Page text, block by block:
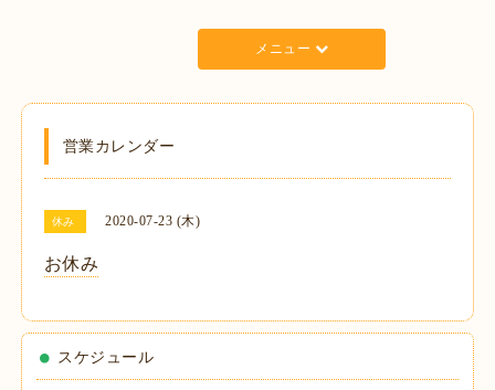
メニュー
営業カレンダー
休み 2020-07-23 (木)
お休み
スケジュール